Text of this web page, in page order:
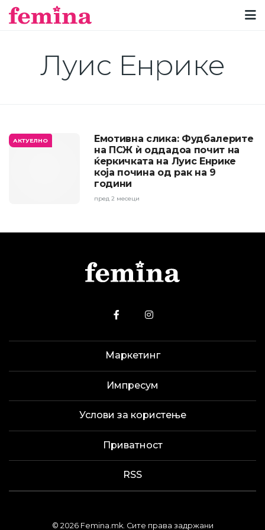
Луис Енрике
АКТУЕЛНО
Емотивна слика: Фудбалерите
на ПСЖ ѝ оддадоа почит на
ќеркичката на Луис Енрике
која почина од рак на 9
години
пред 2 месеци
Маркетинг
Импресум
Услови за користење
Приватност
RSS
© 2026 Femina.mk. Сите права задржани